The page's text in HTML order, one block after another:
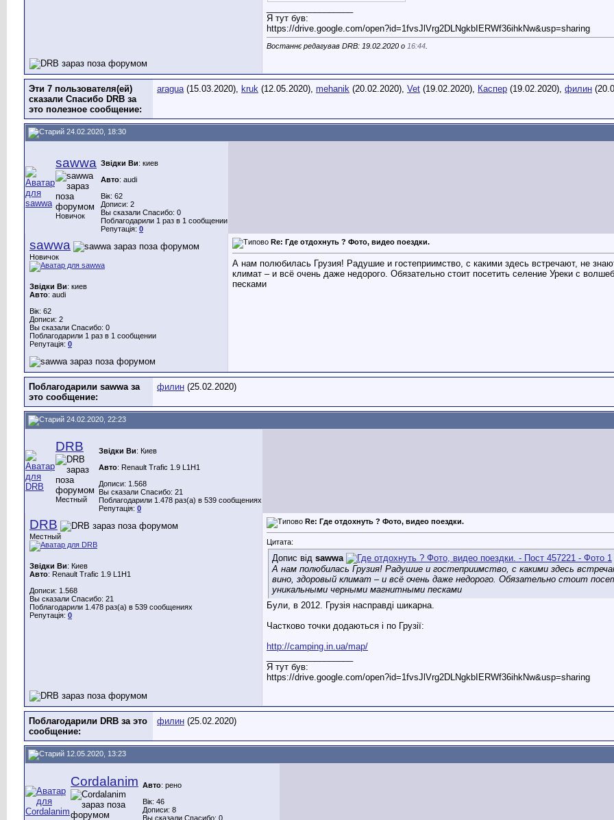
Я тут був:
https://drive.google.com/open?id=1fvsJlVrg2DLNgkbIERWf36ihkNw&usp=sharing
Востаннє редагував DRB: 19.02.2020 о 16:44
Эти 7 пользователя(ей)
сказали Спасибо DRB за
это полезное сообщение:
aragua (15.03.2020), kruk (12.05.2020), mehanik (20.02.2020), Vet (19.02.2020), Каспер (19.02.2020), филин
24.02.2020, 18:30
sawwa
Новичок
Звідки Ви: киев
Авто: audi
Вік: 62
Дописи: 2
Вы сказали Спасибо: 0
Поблагодарили 1 раз в 1 сообщении
Репутація: 0
sawwa
Новичок
Звідки Ви: киев
Авто: audi
Вік: 62
Дописи: 2
Вы сказали Спасибо: 0
Поблагодарили 1 раз в 1 сообщении
Репутація: 0
Re: Где отдохнуть ? Фото, видео поездки.
А нам полюбилась Грузия! Радушие и гостеприимство, с какими здесь встречают, не
климат – и всё очень даже недорого. Обязательно стоит посетить селение Уреки с
песками
Поблагодарили sawwa за
это сообщение:
филин (25.02.2020)
24.02.2020, 22:23
DRB
Местный
Звідки Ви: Киев
Авто: Renault Trafic 1.9 L1H1
Дописи: 1.568
Вы сказали Спасибо: 21
Поблагодарили 1.478 раз(а) в 539 сообщениях
Репутація: 0
DRB
Местный
Звідки Ви: Киев
Авто: Renault Trafic 1.9 L1H1
Дописи: 1.568
Вы сказали Спасибо: 21
Поблагодарили 1.478 раз(а) в 539 сообщениях
Репутація: 0
Re: Где отдохнуть ? Фото, видео поездки.
Цитата:
Допис від sawwa
А нам полюбилась Грузия! Радушие и гостеприимство, с какими здесь
вино, здоровый климат – и всё очень даже недорого. Обязательно стоит
уникальными черными магнитными песками
Були, в 2012. Грузія насправді шикарна.
Частково точки додаються і по Грузії:
http://camping.in.ua/map/
Я тут був:
https://drive.google.com/open?id=1fvsJlVrg2DLNgkbIERWf36ihkNw&usp=sharing
Поблагодарили DRB за это
сообщение:
филин (25.02.2020)
12.05.2020, 13:23
Cordalanim Авто: рено
Вік: 46
Дописи: 8
Вы сказали Спасибо: 0